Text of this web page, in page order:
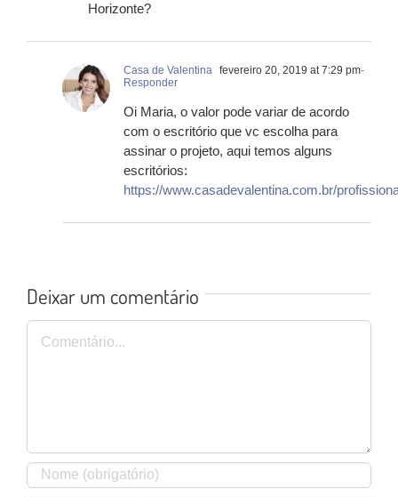
Horizonte?
Casa de Valentina fevereiro 20, 2019 at 7:29 pm-
Responder
Oi Maria, o valor pode variar de acordo
com o escritório que vc escolha para
assinar o projeto, aqui temos alguns
escritórios:
https://www.casadevalentina.com.br/
Deixar um comentário
Comentário